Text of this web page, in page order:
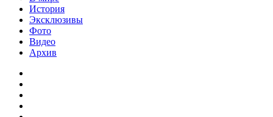
История
Эксклюзивы
Фото
Видео
Архив